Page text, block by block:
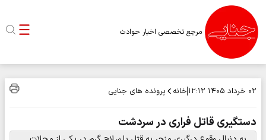
مرجع تخصصی اخبار حوادث
۰۲ خرداد ۱۴۰۵ ۱۲:۱۲ خانه پرونده های جنایی
دستگیری قاتل فراری در سردشت